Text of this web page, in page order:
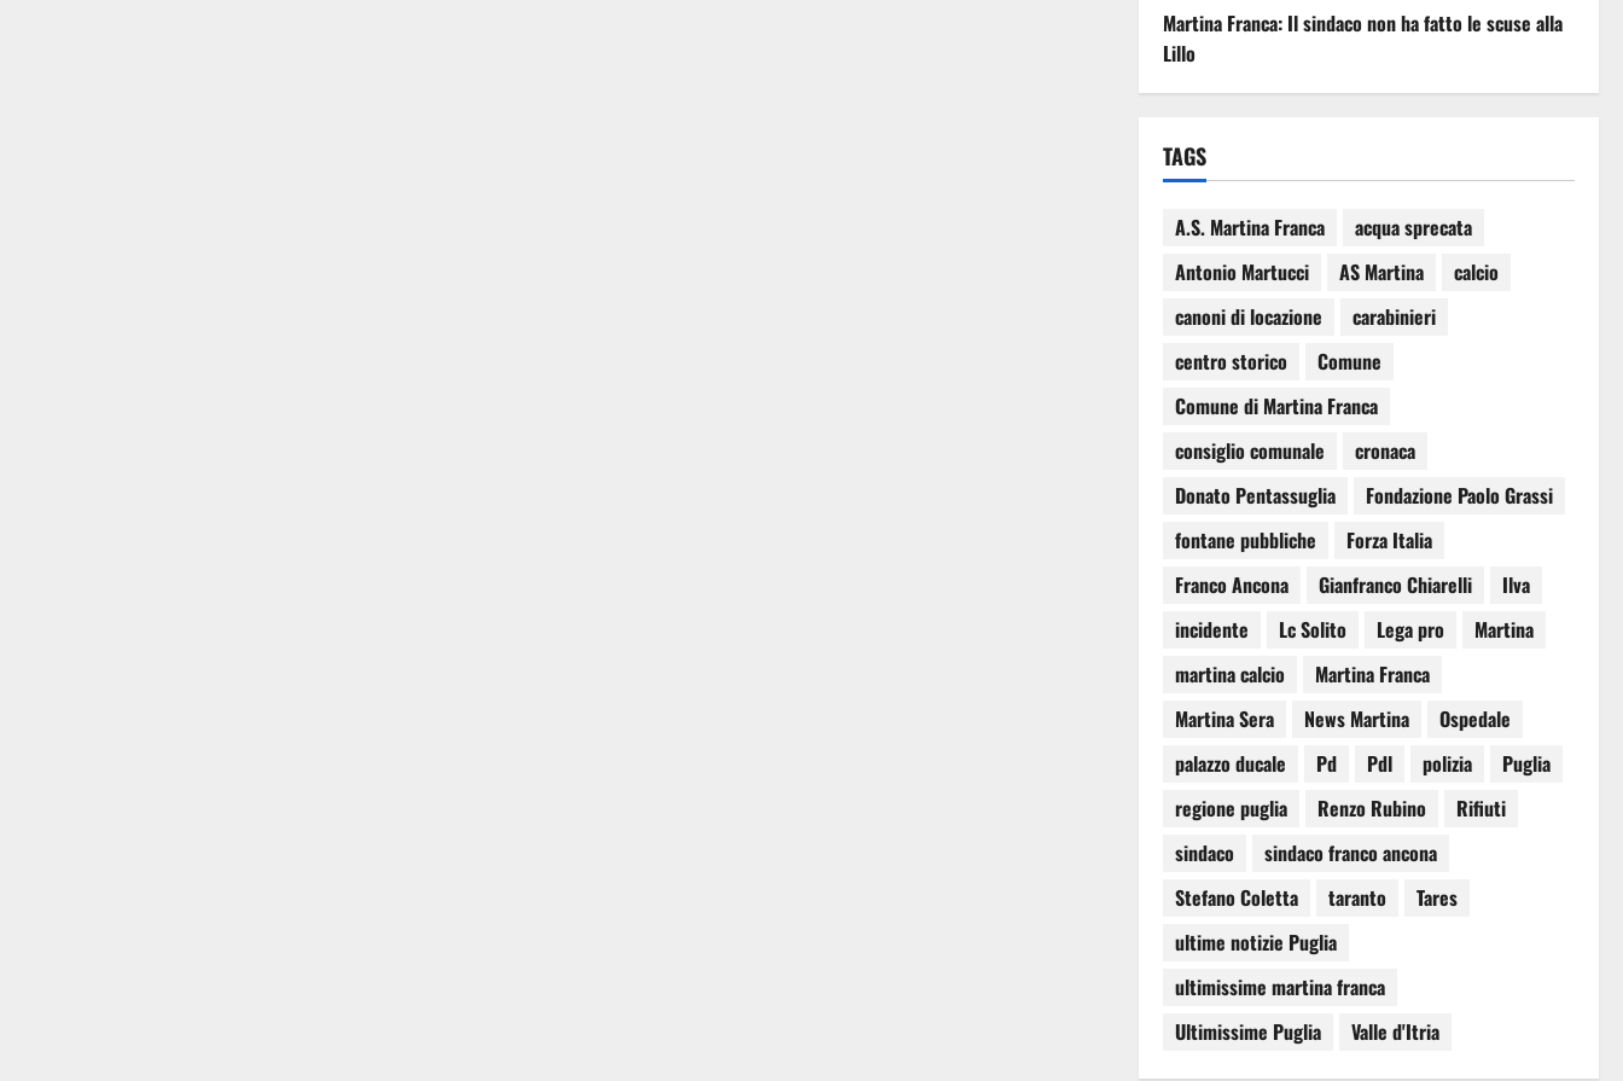
Martina Franca: Il sindaco non ha fatto le scuse alla
Lillo
TAGS
A.S. Martina Franca
acqua sprecata
Antonio Martucci
AS Martina
calcio
canoni di locazione
carabinieri
centro storico
Comune
Comune di Martina Franca
consiglio comunale
cronaca
Donato Pentassuglia
Fondazione Paolo Grassi
fontane pubbliche
Forza Italia
Franco Ancona
Gianfranco Chiarelli
Ilva
incidente
Lc Solito Lega pro
Martina
martina calcio
Martina Franca
Martina Sera
News Martina
Ospedale
palazzo ducale
Pd Pdl polizia
Puglia
regione puglia
Renzo Rubino
Rifiuti
sindaco
sindaco franco ancona
Stefano Coletta
taranto
Tares
ultime notizie Puglia
ultimissime martina franca
Ultimissime Puglia
Valle d'Itria